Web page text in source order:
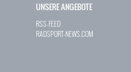
UNSERE ANGEBOTE
RSS-FEED
RADSPORT-NEWS.COM